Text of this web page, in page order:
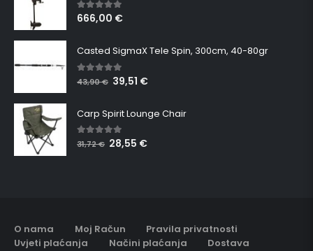
5.00 out of 5
666,00 €
Casted SigmaX Tele Spin, 300cm, 40-80gr
5.00 out of 5
43,90€ 39,51 €
Carp Spirit Lounge Chair
5.00 out of 5
31,72€ 28,55 €
O nama Moj Račun
Pravila privatnosti
Uvjeti plaćanja
Načini plaćanja Dostava